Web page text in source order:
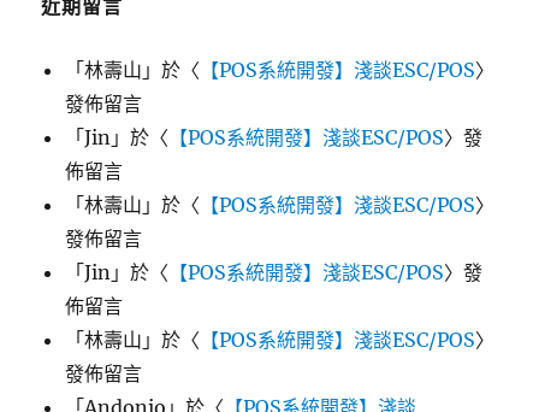
近期留言
「林壽山 」於〈 【POS系統開發】淺談ESC/POS〉
發佈留言
「Jin 」於〈 【POS系統開發】淺談ESC/POS〉發
佈留言
「林壽山 」於〈 【POS系統開發】淺談ESC/POS〉
發佈留言
「Jin 」於〈 【POS系統開發】淺談ESC/POS〉發
佈留言
「林壽山 」於〈 【POS系統開發】淺談ESC/POS〉
發佈留言